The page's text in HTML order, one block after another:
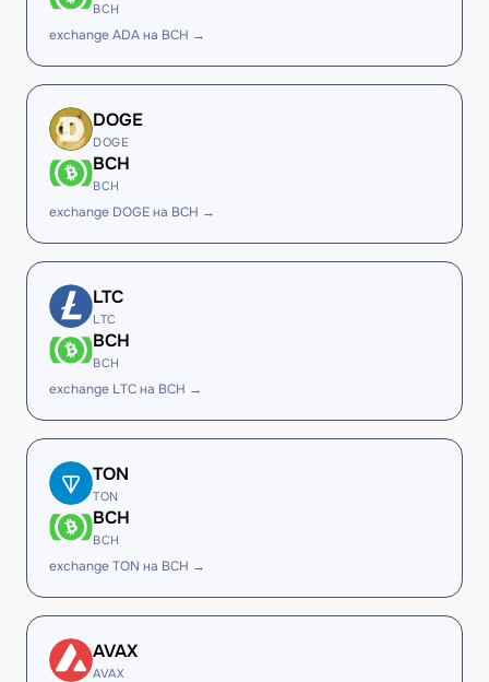
BCH
exchange ADA на BCH →
DOGE
DOGE
BCH
BCH
exchange DOGE на BCH →
LTC
LTC
BCH
BCH
exchange LTC на BCH →
TON
TON
BCH
BCH
exchange TON на BCH →
AVAX
AVAX